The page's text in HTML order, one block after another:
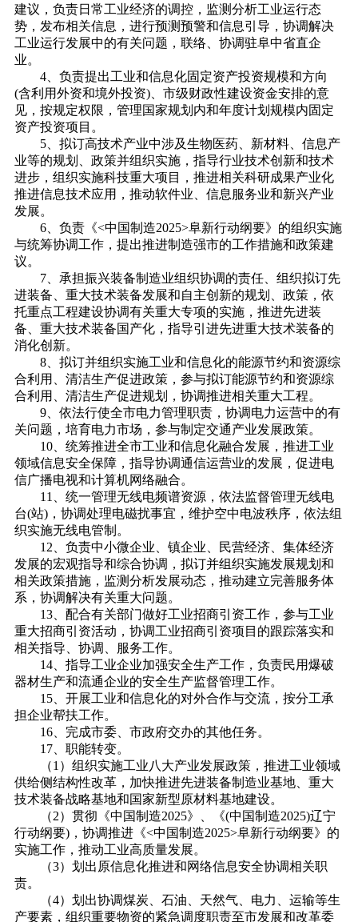
建议，负责日常工业经济的调控，监测分析工业运行态
势，发布相关信息，进行预测预警和信息引导，协调解决
工业运行发展中的有关问题，联络、协调驻阜中省直企
业。
4、负责提出工业和信息化固定资产投资规模和方向
(含利用外资和境外投资)、市级财政性建设资金安排的意
见，按规定权限，管理国家规划内和年度计划规模内固定
资产投资项目。
5、拟订高技术产业中涉及生物医药、新材料、信息产
业等的规划、政策并组织实施，指导行业技术创新和技术
进步，组织实施科技重大项目，推进相关科研成果产业化
推进信息技术应用，推动软件业、信息服务业和新兴产业
发展。
6、负责《<中国制造2025>阜新行动纲要》的组织实施
与统筹协调工作，提出推进制造强市的工作措施和政策建
议。
7、承担振兴装备制造业组织协调的责任、组织拟订先
进装备、重大技术装备发展和自主创新的规划、政策，依
托重点工程建设协调有关重大专项的实施，推进先进装
备、重大技术装备国产化，指导引进先进重大技术装备的
消化创新。
8、拟订并组织实施工业和信息化的能源节约和资源综
合利用、清洁生产促进政策，参与拟订能源节约和资源综
合利用、清洁生产促进规划，协调推进相关重大工程。
9、依法行使全市电力管理职责，协调电力运营中的有
关问题，培育电力市场，参与制定交通产业发展政策。
10、统筹推进全市工业和信息化融合发展，推进工业
领域信息安全保障，指导协调通信运营业的发展，促进电
信广播电视和计算机网络融合。
11、统一管理无线电频谱资源，依法监督管理无线电
台(站)，协调处理电磁扰事宜，维护空中电波秩序，依法组
织实施无线电管制。
12、负责中小微企业、镇企业、民营经济、集体经济
发展的宏观指导和综合协调，拟订并组织实施发展规划和
相关政策措施，监测分析发展动态，推动建立完善服务体
系，协调解决有关重大问题。
13、配合有关部门做好工业招商引资工作，参与工业
重大招商引资活动，协调工业招商引资项目的跟踪落实和
相关指导、协调、服务工作。
14、指导工业企业加强安全生产工作，负责民用爆破
器材生产和流通企业的安全生产监督管理工作。
15、开展工业和信息化的对外合作与交流，按分工承
担企业帮扶工作。
16、完成市委、市政府交办的其他任务。
17、职能转变。
（1）组织实施工业八大产业发展政策，推进工业领域
供给侧结构性改革，加快推进先进装备制造业基地、重大
技术装备战略基地和国家新型原材料基地建设。
（2）贯彻《中国制造2025》、《(中国制造2025)辽宁
行动纲要)，协调推进《<中国制造2025>阜新行动纲要》的
实施工作，推动工业高质量发展。
（3）划出原信息化推进和网络信息安全协调相关职
责。
（4）划出协调煤炭、石油、天然气、电力、运输等生
产要素，组织重要物资的紧急调度职责至市发展和改革委